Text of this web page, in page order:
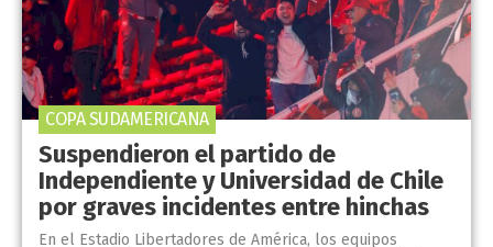
Suspendieron el partido de
Independiente y Universidad de Chile
por graves incidentes entre hinchas
En el Estadio Libertadores de América, los equipos
COPA SUDAMERICANA